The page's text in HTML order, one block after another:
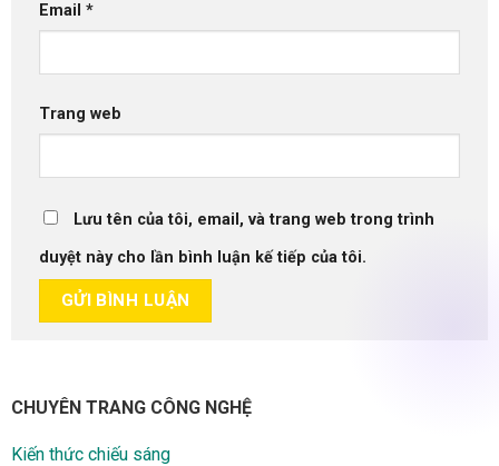
Email *
Trang web
Lưu tên của tôi, email, và trang web trong trình
duyệt này cho lần bình luận kế tiếp của tôi.
CHUYÊN TRANG CÔNG NGHỆ
Kiến thức chiếu sáng